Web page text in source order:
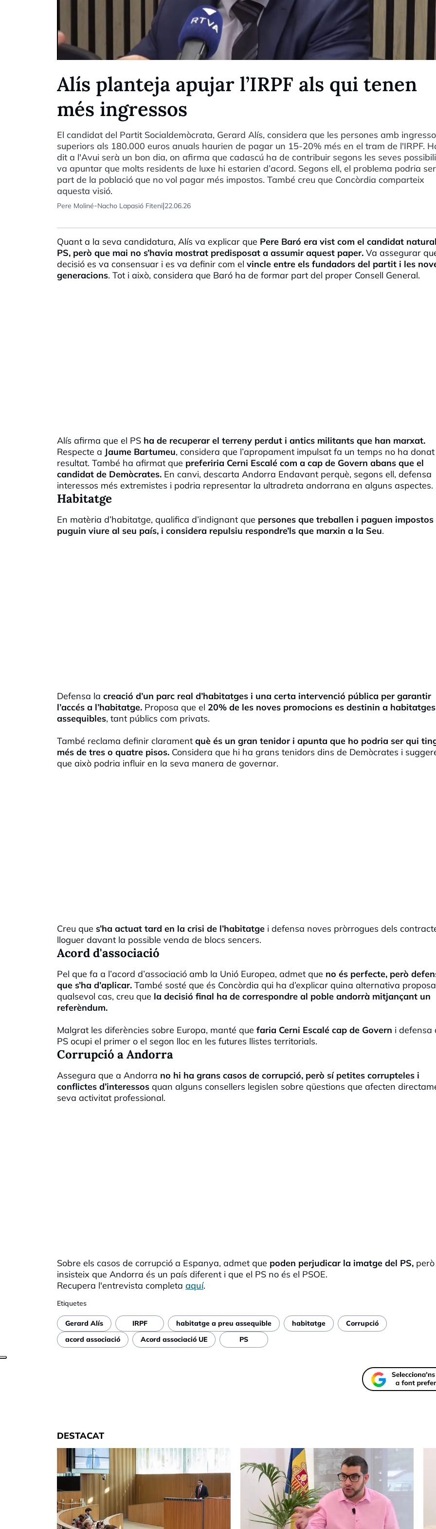
Alís planteja apujar l’IRPF als qui tenen
més ingressos
El candidat del Partit Socialdemòcrata, Gerard Alís, considera que les persones amb
superiors als 180.000 euros anuals haurien de pagar un 15-20% més en el tram de l'IRPF.
dit a l'Avui serà un bon dia, on afirma que cadascú ha de contribuir segons les seves
va apuntar que molts residents de luxe hi estarien d’acord. Segons ell, el problema podria
part de la població que no vol pagar més impostos. També creu que Concòrdia comparteix
aquesta visió.
Pere Moliné-Nacho Lapasió Fiteni|22.06.26
Quant a la seva candidatura, Alís va explicar que Pere Baró era vist com el candidat
PS, però que mai no s’havia mostrat predisposat a assumir aquest paper. Va assegurar
decisió es va consensuar i es va definir com el vincle entre els fundadors del partit i les
generacions. Tot i això, considera que Baró ha de formar part del proper Consell General.
Alís afirma que el PS ha de recuperar el terreny perdut i antics militants que han marxat.
Respecte a Jaume Bartumeu, considera que l’apropament impulsat fa un temps no ha donat
resultat. També ha afirmat que preferiria Cerni Escalé com a cap de Govern abans que el
candidat de Demòcrates. En canvi, descarta Andorra Endavant perquè, segons ell, defensa
interessos més extremistes i podria representar la ultradreta andorrana en alguns aspectes.
Habitatge
En matèria d’habitatge, qualifica d’indignant que persones que treballen i paguen impostos
puguin viure al seu país, i considera repulsiu respondre’ls que marxin a la Seu.
Defensa la creació d’un parc real d’habitatges i una certa intervenció pública per garantir
l’accés a l’habitatge. Proposa que el 20% de les noves promocions es destinin a habitatges
assequibles, tant públics com privats.
També reclama definir clarament què és un gran tenidor i apunta que ho podria ser qui
més de tres o quatre pisos. Considera que hi ha grans tenidors dins de Demòcrates i
que això podria influir en la seva manera de governar.
Creu que s’ha actuat tard en la crisi de l’habitatge i defensa noves pròrrogues dels
lloguer davant la possible venda de blocs sencers.
Acord d'associació
Pel que fa a l’acord d’associació amb la Unió Europea, admet que no és perfecte, però
que s’ha d’aplicar. També sosté que és Concòrdia qui ha d’explicar quina alternativa
qualsevol cas, creu que la decisió final ha de correspondre al poble andorrà mitjançant un
referèndum.
Malgrat les diferències sobre Europa, manté que faria Cerni Escalé cap de Govern i defensa
PS ocupi el primer o el segon lloc en les futures llistes territorials.
Corrupció a Andorra
Assegura que a Andorra no hi ha grans casos de corrupció, però sí petites corrupteles i
conflictes d’interessos quan alguns consellers legislen sobre qüestions que afecten
seva activitat professional.
Sobre els casos de corrupció a Espanya, admet que poden perjudicar la imatge del PS, però
insisteix que Andorra és un país diferent i que el PS no és el PSOE.
Recupera l'entrevista completa aquí.
Etiquetes
Gerard Alís IRPF habitatge a preu assequible habitatge
Corrupció
acord associació
Acord associació UE PS
DESTACAT